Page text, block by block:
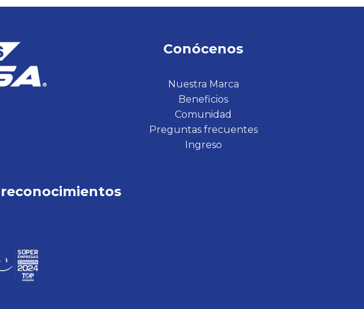
Conócenos
Nuestra Marca
Beneficios
Comunidad
Preguntas frecuentes
Ingreso